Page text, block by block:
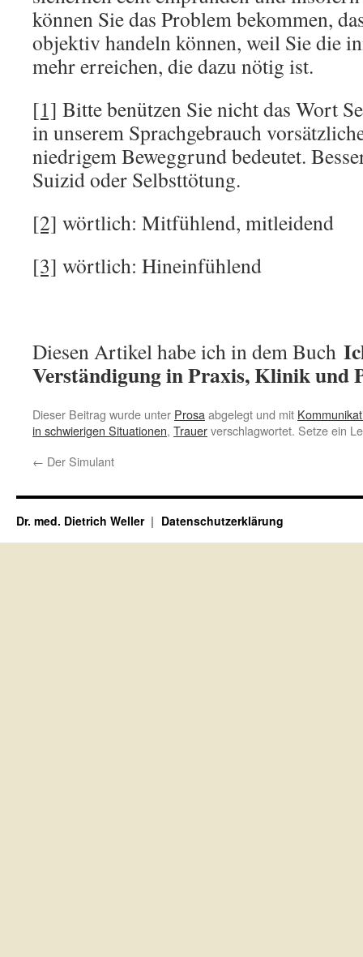
können Sie das Problem bekommen,
objektiv handeln können, weil Sie die
mehr erreichen, die dazu nötig ist.
[1] Bitte benützen Sie nicht das Wort
in unserem Sprachgebrauch
niedrigem Beweggrund bedeutet.
Suizid oder Selbsttötung.
[2] wörtlich: Mitfühlend, mitleidend
[3] wörtlich: Hineinfühlend
Diesen Artikel habe ich in dem Buch
Verständigung in Praxis, Klinik und
Dieser Beitrag wurde unter Prosa abgelegt und mit
in schwierigen Situationen, Trauerverschlagwortet. Setze ein
← Der Simulant
Dr. med. Dietrich Weller Datenschutzerklärung